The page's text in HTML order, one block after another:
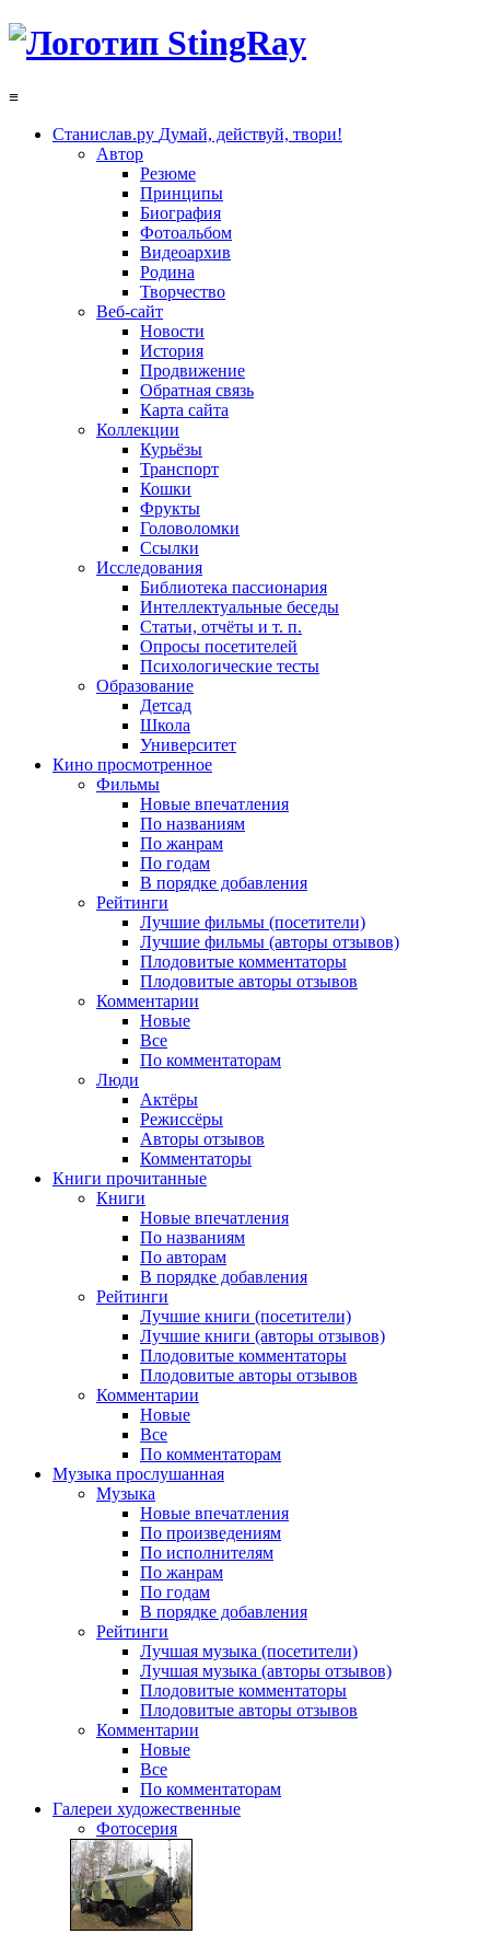
≡
Станислав.ру Думай, действуй, твори!
Автор
Резюме
Принципы
Биография
Фотоальбом
Видеоархив
Родина
Творчество
Веб-сайт
Новости
История
Продвижение
Обратная связь
Карта сайта
Коллекции
Курьёзы
Транспорт
Кошки
Фрукты
Головоломки
Ссылки
Исследования
Библиотека пассионария
Интеллектуальные беседы
Статьи, отчёты и т. п.
Опросы посетителей
Психологические тесты
Образование
Детсад
Школа
Университет
Кино просмотренное
Фильмы
Новые впечатления
По названиям
По жанрам
По годам
В порядке добавления
Рейтинги
Лучшие фильмы (посетители)
Лучшие фильмы (авторы отзывов)
Плодовитые комментаторы
Плодовитые авторы отзывов
Комментарии
Новые
Все
По комментаторам
Люди
Актёры
Режиссёры
Авторы отзывов
Комментаторы
Книги прочитанные
Книги
Новые впечатления
По названиям
По авторам
В порядке добавления
Рейтинги
Лучшие книги (посетители)
Лучшие книги (авторы отзывов)
Плодовитые комментаторы
Плодовитые авторы отзывов
Комментарии
Новые
Все
По комментаторам
Музыка прослушанная
Музыка
Новые впечатления
По произведениям
По исполнителям
По жанрам
По годам
В порядке добавления
Рейтинги
Лучшая музыка (посетители)
Лучшая музыка (авторы отзывов)
Плодовитые комментаторы
Плодовитые авторы отзывов
Комментарии
Новые
Все
По комментаторам
Галереи художественные
Фотосерия